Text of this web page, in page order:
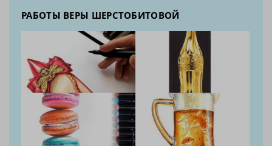
РАБОТЫ ВЕРЫ ШЕРСТОБИТОВОЙ